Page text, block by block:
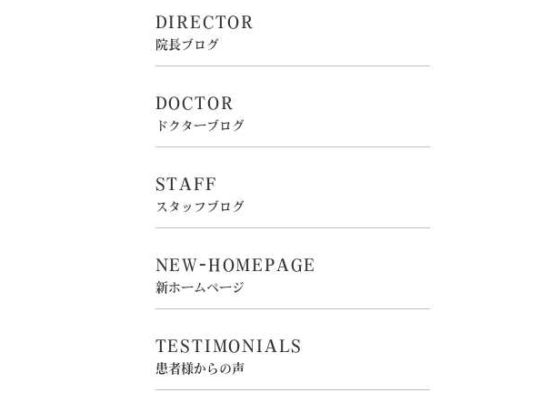
DIRECTOR
院長ブログ
DOCTOR
ドクターブログ
STAFF
スタッフブログ
NEW-HOMEPAGE
新ホームページ
TESTIMONIALS
患者様からの声